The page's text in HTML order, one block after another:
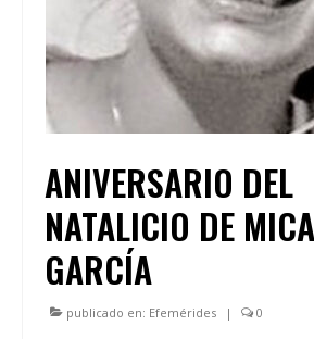
ANIVERSARIO DEL
NATALICIO DE
GARCÍA
publicado en: Efemérides | 0